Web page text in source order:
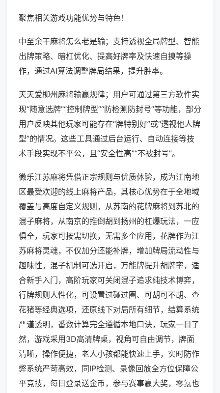
聚焦相关游戏功能优势与特色！
中至余干麻将怎么老是输；支持透视全局牌型、智能
出牌策略、暗杠优化、提高好牌率及快速自摸等操
作，通过AI算法调整牌局结果，提升胜率。
天天爱柳州麻将输赢规律；用户可通过第三方软件实
现“随意选牌”“控制牌型”“防检测防封号”等功能，部分
用户反映其他玩家可能存在“牌特别好”或“透视他人牌
型”的情况。这些工具通过后台运行、自动连接等技
术手段实现不平公，且“安全性高”“不被封号”。
微乐江苏麻将凭借正宗规则与优质体验，成为江南地
区最受欢迎的线上麻将产品，其核心优势在于全地域
覆盖与高度自定义规则，从苏南的花牌麻将到苏北的
混子麻将，从南京的推倒胡到扬州的杠爆玩法，一应
俱全，玩家可按需切换，无需多个应用，花牌作为江
苏麻将灵魂，不仅加分还能补牌，增加牌局流动性与
趣味性，混子机制可选开启，万能牌提升胡牌率，适
合新手入门，高阶玩家可关闭混子追求纯技术博弈，
行牌规则人性化，可设置过碰过圈、可胡可不胡、查
花猪等经典选项，还原线下对局所有细节，结算系统
严谨透明，番数计算完全遵循本地口诀，玩家一目了
然，游戏采用3D高清牌桌，视角可自由调节，牌面
清晰，操作便捷，老人小孩都能快速上手，实时防作
弊系统严苛高效，同IP检测、录像回放全方位保障公
平竞技，每日登录送金币，参与赛事赢大奖，零氪也